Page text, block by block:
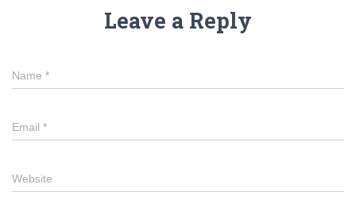
Leave a Reply
Name *
Email *
Website